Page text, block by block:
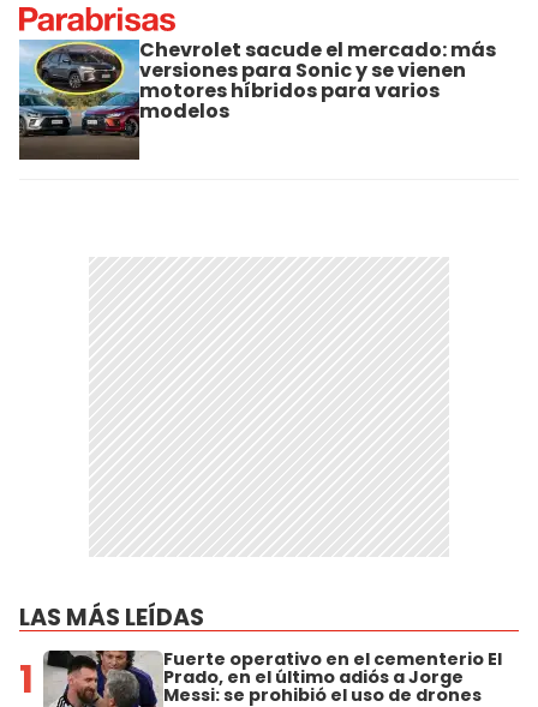
Chevrolet sacude el mercado: más
versiones para Sonic y se vienen
motores híbridos para varios
modelos
LAS MÁS LEÍDAS
1 Fuerte operativo en el cementerio El
Prado, en el último adiós a Jorge
Messi: se prohibió el uso de drones